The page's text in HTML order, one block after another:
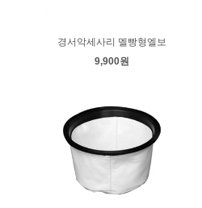
경서악세사리 멜빵형엘보
9,900원